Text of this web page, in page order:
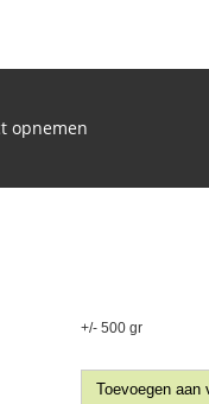
opnemen
+/- 500 gr